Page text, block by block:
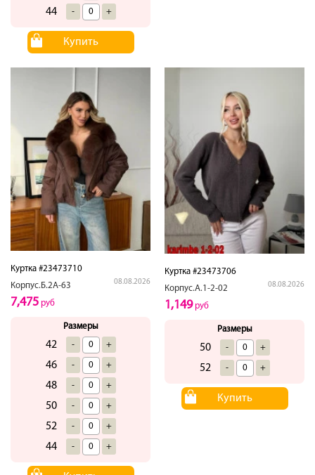
44 - +
Купить
Куртка #23473710
Корпус.Б.2А-63
08.08.2026
7,475 руб
Размеры
42 - +
46 - +
48 - +
50 - +
52 - +
44 - +
Куртка #23473706
Корпус.А.1-2-02
08.08.2026
1,149руб
Размеры
50 - +
52 - +
Купить